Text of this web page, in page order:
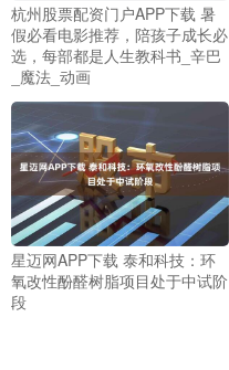
杭州股票配资门户APP下载 暑
假必看电影推荐，陪孩子成长必
选，每部都是人生教科书_辛巴
_魔法_动画
星迈网APP下载 泰和科技：环
氧改性酚醛树脂项目处于中试阶
段